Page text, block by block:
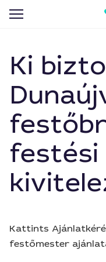
Ki
festési
Kattints
festőmester